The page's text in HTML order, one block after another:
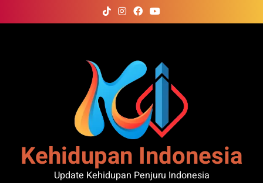
to
Kehidupan Indonesia
Update Kehidupan Penjuru Indonesia